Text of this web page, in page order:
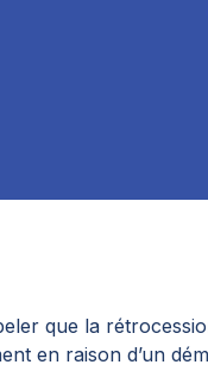
que la
en raison d’un